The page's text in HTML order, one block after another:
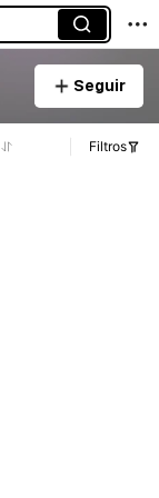
Seguir
Filtros